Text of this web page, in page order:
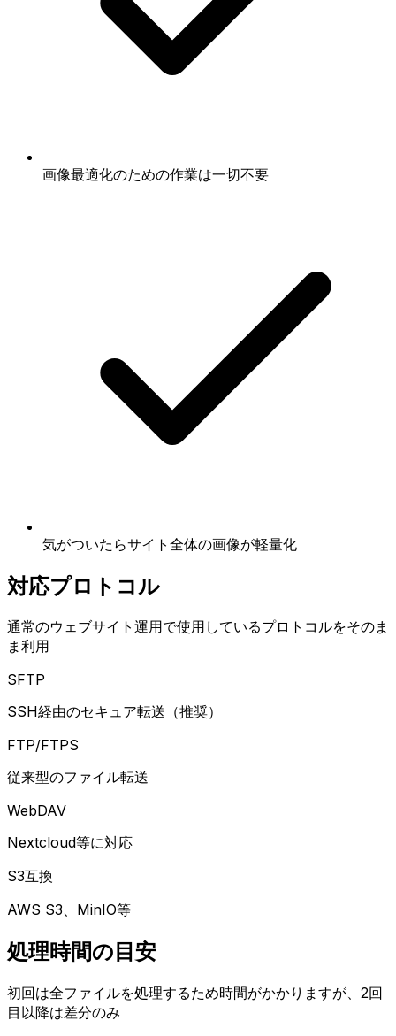
画像最適化のための作業は一切不要
気がついたらサイト全体の画像が軽量化
対応プロトコル
通常のウェブサイト運用で使用しているプロトコルをそのま
ま利用
SFTP
SSH経由のセキュア転送（推奨）
FTP/FTPS
従来型のファイル転送
WebDAV
Nextcloud等に対応
S3互換
AWS S3、MinIO等
処理時間の目安
初回は全ファイルを処理するため時間がかかりますが、2回
目以降は差分のみ